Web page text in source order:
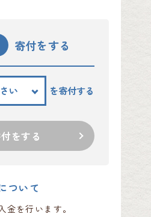
寄付をする
を寄付する
をする
ついて
金を行います。